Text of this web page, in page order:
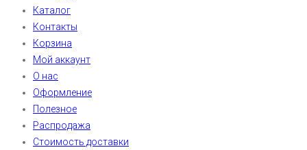
Каталог
Контакты
Корзина
Мой аккаунт
О нас
Оформление
Полезное
Распродажа
Стоимость доставки